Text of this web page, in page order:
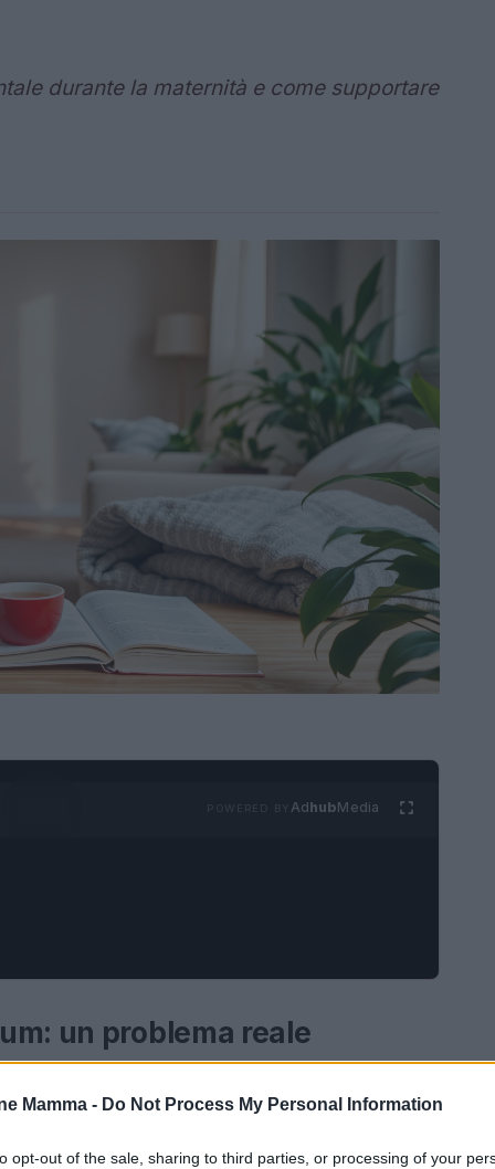
Mamma - Do Not Process My Personal Information
opt-out of the sale, sharing to third parties, or processing of your
durante la maternità e come supportare
AdhubMedia
un problema reale
argomento cruciale, spesso trascurato nella
accaduto a Misterbianco, dove una madre ha
sul fenomeno delladepressione post-